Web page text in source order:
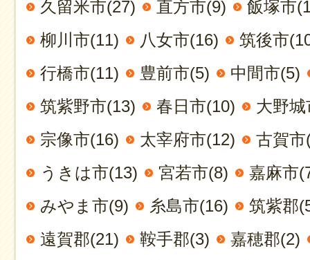
久留米市(27) 直方市(9)
飯塚市
柳川市(11)
八女市(16)
筑後市
行橋市(11)
豊前市(5)
中間市(5)
筑紫野市(13)
春日市(10)
大野
宗像市(16)
太宰府市(12)
古賀市
うきは市(13)
宮若市(8)
嘉麻市
みやま市(9)
糸島市(16)
筑紫郡
遠賀郡(21)
鞍手郡(3)
嘉穂郡(2)